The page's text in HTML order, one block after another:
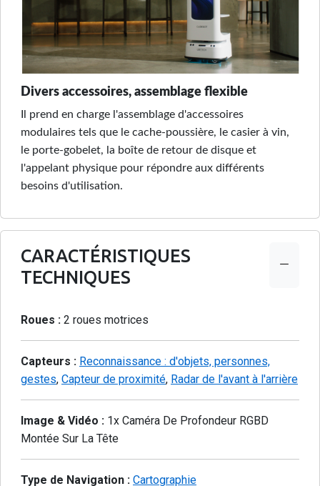
Divers accessoires, assemblage flexible
Il prend en charge l'assemblage d'accessoires
modulaires tels que le cache-poussière, le casier à vin,
le porte-gobelet, la boîte de retour de disque et
l'appelant physique pour répondre aux différents
besoins d'utilisation.
CARACTÉRISTIQUES
TECHNIQUES
Roues : 2 roues motrices
Capteurs : Reconnaissance : d'objets, personnes,
gestes, Capteur de proximité, Radar de l'avant à l'arrière
Image & Vidéo : 1x Caméra De Profondeur RGBD
Montée Sur La Tête
Type de Navigation : Cartographie